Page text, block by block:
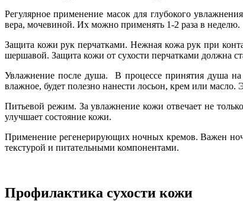
Регулярное применение масок для глубокого
вера, мочевиной. Их можно применять 1-2 раза в неделю.
Защита кожи рук перчатками. Нежная кожа рук при
шершавой. Защита кожи от сухости перчатками должна
Увлажнение после душа. В процессе принятия душа
влажное, будет полезно нанести лосьон, крем или
Питьевой режим. За увлажнение кожи отвечает не
улучшает состояние кожи.
Применение регенерирующих ночных кремов. Важен
текстурой и питательными компонентами.
Профилактика сухости кожи